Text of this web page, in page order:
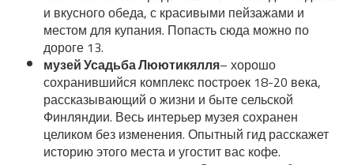
и вкусного обеда, с красивыми пейзажами и
местом для купания. Попасть сюда можно по
дороге 13.
музей Усадьба Люютикялля– хорошо
сохранившийся комплекс построек 18-20 века,
рассказывающий о жизни и быте сельской
Финляндии. Весь интерьер музея сохранен
целиком без изменения. Опытный гид расскажет
историю этого места и угостит вас кофе.